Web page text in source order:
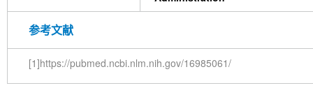
参考文献
[1]https://pubmed.ncbi.nlm.nih.gov/16985061/